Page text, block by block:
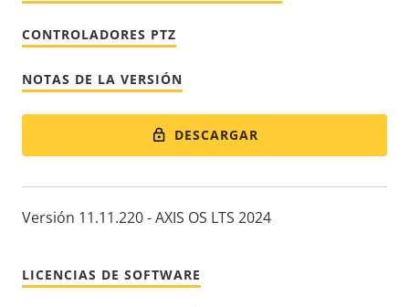
CONTROLADORES PTZ
NOTAS DE LA VERSIÓN
DESCARGAR
Versión 11.11.220 - AXIS OS LTS 2024
LICENCIAS DE SOFTWARE